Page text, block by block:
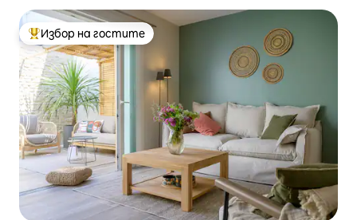
Най-популярен избор на гостите
Избор на гостите